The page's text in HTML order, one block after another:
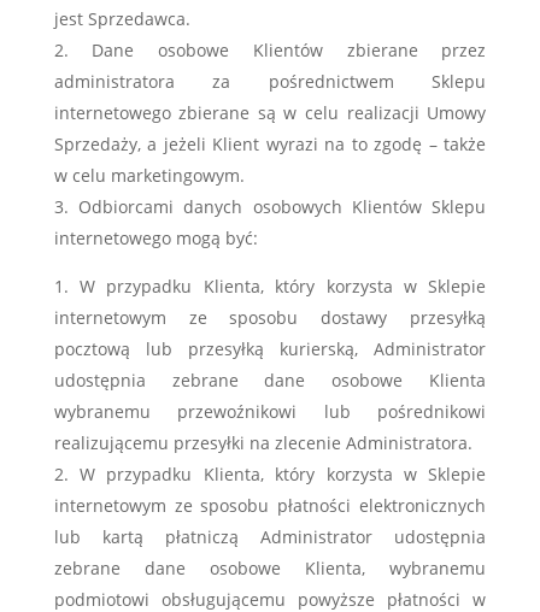
jest Sprzedawca.
Dane osobowe Klientów zbierane przez
administratora za pośrednictwem Sklepu
internetowego zbierane są w celu realizacji Umowy
Sprzedaży, a jeżeli Klient wyrazi na to zgodę – także
w celu marketingowym.
Odbiorcami danych osobowych Klientów Sklepu
internetowego mogą być:
W przypadku Klienta, który korzysta w Sklepie
internetowym ze sposobu dostawy przesyłką
pocztową lub przesyłką kurierską, Administrator
udostępnia zebrane dane osobowe Klienta
wybranemu przewoźnikowi lub pośrednikowi
realizującemu przesyłki na zlecenie Administratora.
W przypadku Klienta, który korzysta w Sklepie
internetowym ze sposobu płatności elektronicznych
lub kartą płatniczą Administrator udostępnia
zebrane dane osobowe Klienta, wybranemu
podmiotowi obsługującemu powyższe płatności w